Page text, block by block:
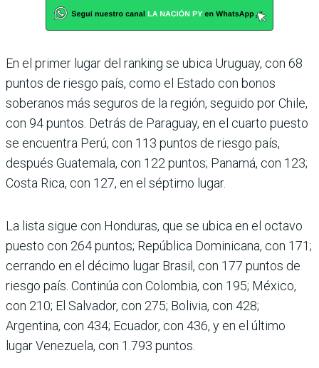
En el primer lugar del ran­king se ubica Uruguay, con 68
puntos de riesgo país, como el Estado con bonos
soberanos más seguros de la región, seguido por Chile,
con 94 puntos. Detrás de Para­guay, en el cuarto puesto
se encuentra Perú, con 113 pun­tos de riesgo país,
después Guatemala, con 122 puntos; Panamá, con 123;
Costa Rica, con 127, en el séptimo lugar.
La lista sigue con Hondu­ras, que se ubica en el octavo
puesto con 264 puntos; República Dominicana, con 171;
cerrando en el décimo lugar Brasil, con 177 puntos de
riesgo país. Continúa con Colombia, con 195; México,
con 210; El Salvador, con 275; Bolivia, con 428;
Argentina, con 434; Ecuador, con 436, y en el último
lugar Venezuela, con 1.793 puntos.